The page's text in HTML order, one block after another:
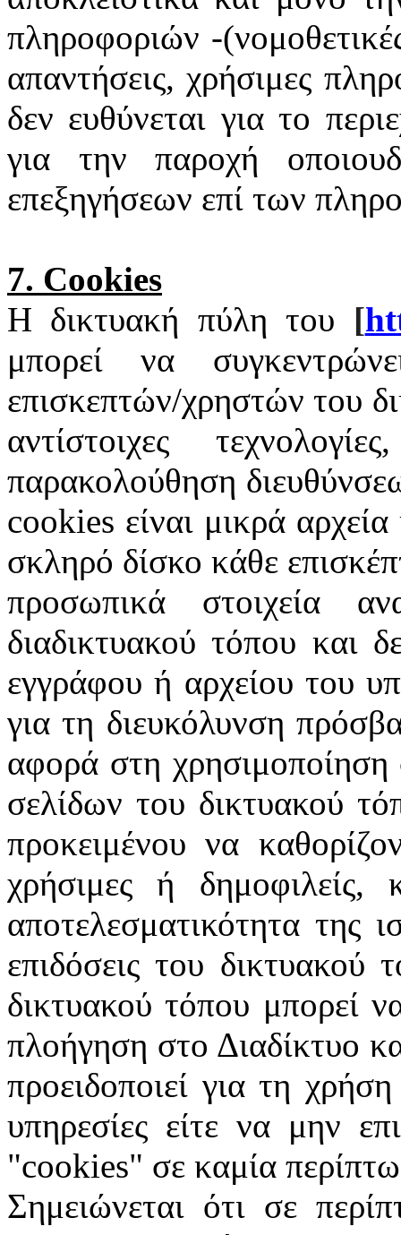
πληροφοριών -
απαντήσεις, χρήσιμες
δεν ευθύνεται για το
για την παροχή
επεξηγήσεων επί των
7. Cookies
Η δικτυακή πύλη του [
μπορεί να
επισκεπτών/χρηστών του
αντίστοιχες
παρακολούθηση
cookies είναι μικρά
σκληρό δίσκο κάθε
προσωπικά στοιχεία
διαδικτυακού τόπου και
εγγράφου ή αρχείου του
για τη διευκόλυνση
αφορά στη
σελίδων του δικτυακού
προκειμένου να
χρήσιμες ή
αποτελεσματικότητα της
επιδόσεις του δικτυακού
δικτυακού τόπου μπορεί
πλοήγηση στο Διαδίκτυο
προειδοποιεί για τη
υπηρεσίες είτε να μην
"cookies" σε καμία
Σημειώνεται ότι σε